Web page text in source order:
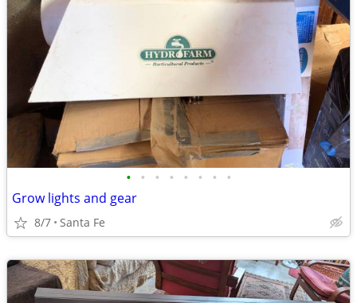
• • • • • • • •
Grow lights and gear
8/7 Santa Fe